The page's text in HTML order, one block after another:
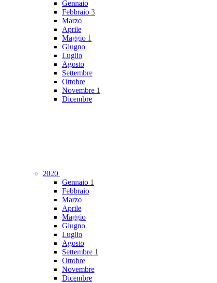
Gennaio
Febbraio 3
Marzo
Aprile
Maggio 1
Giugno
Luglio
Agosto
Settembre
Ottobre
Novembre 1
Dicembre
2020
Gennaio 1
Febbraio
Marzo
Aprile
Maggio
Giugno
Luglio
Agosto
Settembre 1
Ottobre
Novembre
Dicembre